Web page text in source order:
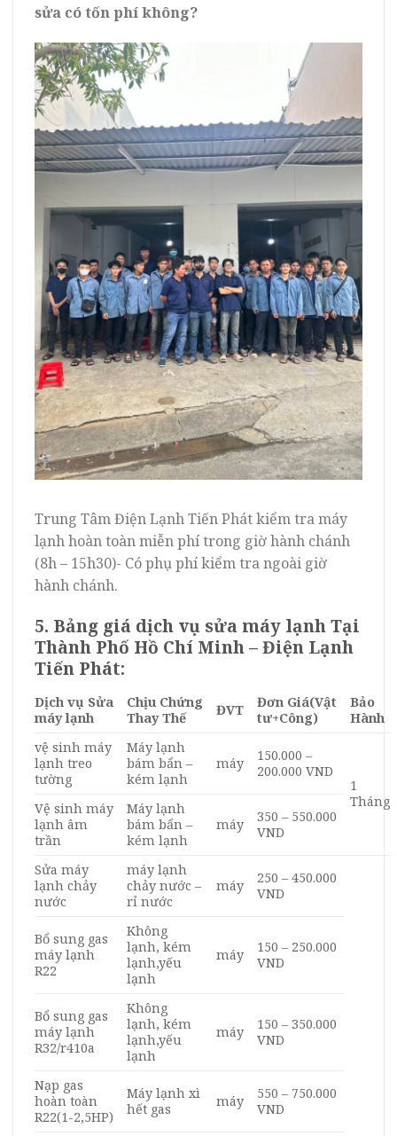
sửa có tốn phí không?
Trung Tâm Điện Lạnh Tiến Phát kiểm tra máy
lạnh hoàn toàn miễn phí trong giờ hành chánh
(8h – 15h30)- Có phụ phí kiểm tra ngoài giờ
hành chánh.
5. Bảng giá dịch vụ sửa máy lạnh Tại
Thành Phố Hồ Chí Minh –Điện Lạnh
Tiến Phát:
Dịch vụ Sửa
máy lạnh
Chịu Chứng
Thay Thế
ĐVT Đơn Giá(Vật
tư+Công)
Bảo
Hành
vệ sinh máy
lạnh treo
tường
Máy lạnh
bám bẩn –
kém lạnh
máy
150.000 –
200.000 VND
1
Tháng
Vệ sinh máy
lạnh âm
trần
Máy lạnh
bám bẩn –
kém lạnh
máy
350 – 550.000
VND
Sửa máy
lạnh chảy
nước
máy lạnh
chảy nước –
rỉ nước
máy
250 – 450.000
VND
Bổ sung gas
máy lạnh
R22
Không
lạnh, kém
lạnh,yếu
lạnh
máy
150 – 250.000
VND
Bổ sung gas
máy lạnh
R32/r410a
Không
lạnh, kém
lạnh,yếu
lạnh
máy
150 – 350.000
VND
Nạp gas
hoàn toàn
R22(1-2,5HP)
Máy lạnh xì
hết gas
máy
550 – 750.000
VND